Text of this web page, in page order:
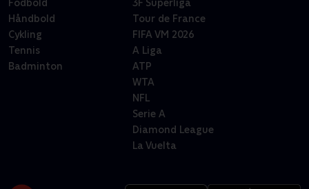
Fodbold
Håndbold
Cykling
Tennis
Badminton
3F Superliga
Tour de France
FIFA VM 2026
A Liga
ATP
WTA
NFL
Serie A
Diamond League
La Vuelta